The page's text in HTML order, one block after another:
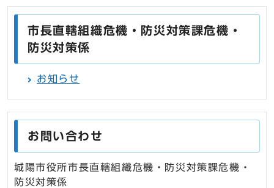
市長直轄組織危機・防災対策課危機・
防災対策係
お知らせ
お問い合わせ
城陽市役所市長直轄組織危機・防災対策課危機・
防災対策係